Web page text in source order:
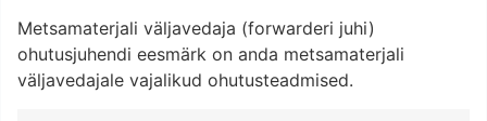
Metsamaterjali väljavedaja (forwarderi juhi)
ohutusjuhendi eesmärk on anda metsamaterjali
väljavedajale vajalikud ohutusteadmised.